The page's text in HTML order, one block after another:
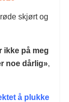
skjørt og
ikke på meg
noe dårlig»,
å plukke